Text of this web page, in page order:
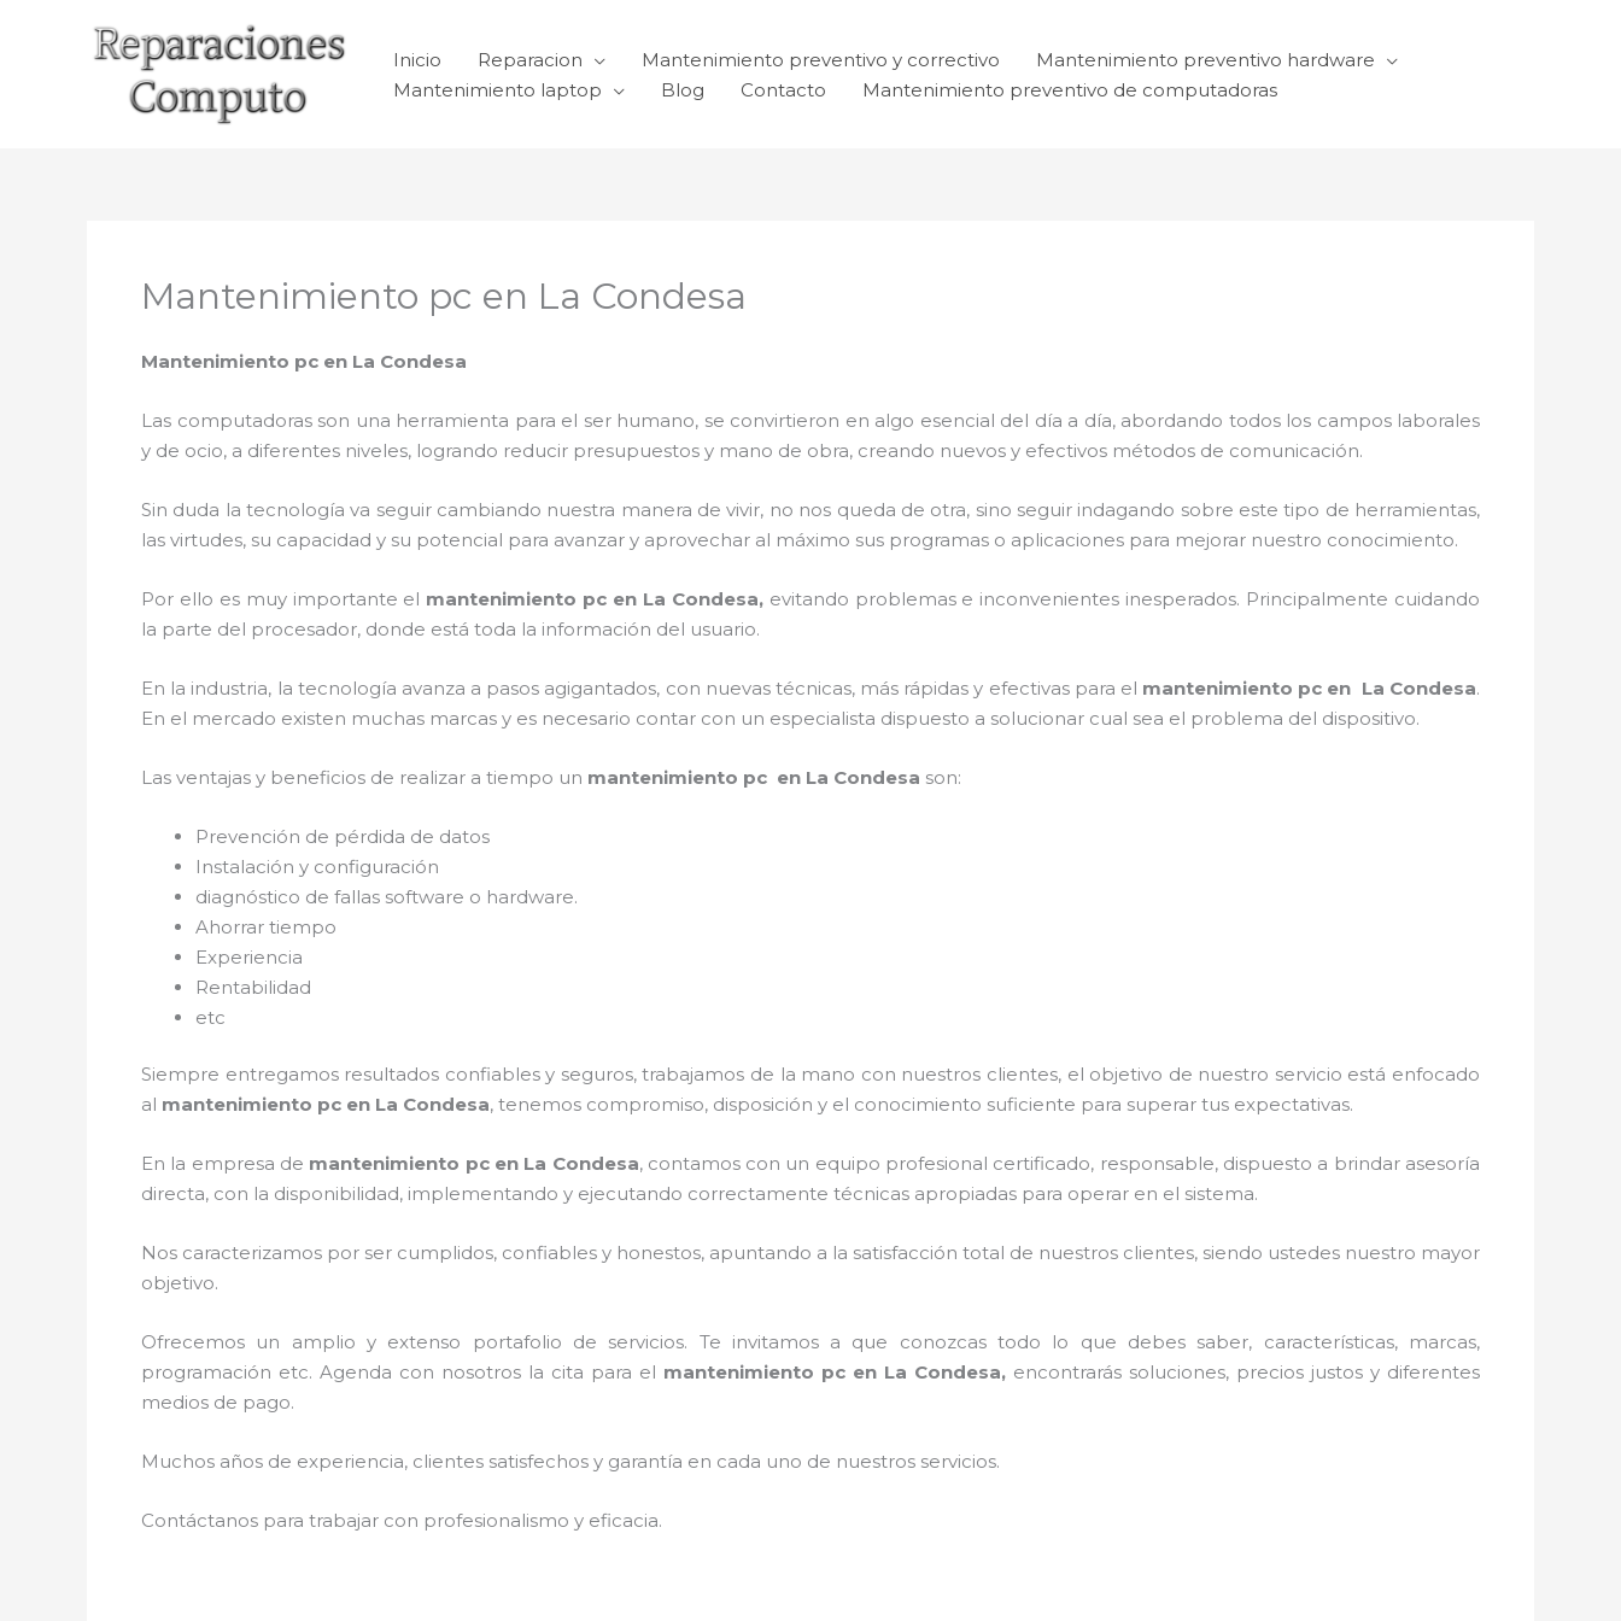
Inicio Reparacion Mantenimiento preventivo y correctivo
Mantenimiento preventivo hardware
Mantenimiento laptop
Blog Contacto Mantenimiento preventivo de computadoras
Mantenimiento pc en La Condesa
Mantenimiento pc en La Condesa
Las computadoras son una herramienta para el ser humano, se convirtieron en algo esencial del día a día, abordando todos los campos laborales
y de ocio, a diferentes niveles, logrando reducir presupuestos y mano de obra, creando nuevos y efectivos métodos de comunicación.
Sin duda la tecnología va seguir cambiando nuestra manera de vivir, no nos queda de otra, sino seguir indagando sobre este tipo de herramientas,
las virtudes, su capacidad y su potencial para avanzar y aprovechar al máximo sus programas o aplicaciones para mejorar nuestro conocimiento.
Por ello es muy importante el mantenimiento pc en La Condesa, evitando problemas e inconvenientes inesperados. Principalmente cuidando
la parte del procesador, donde está toda la información del usuario.
En la industria, la tecnología avanza a pasos agigantados, con nuevas técnicas, más rápidas y efectivas para el mantenimiento pc en La Condesa.
En el mercado existen muchas marcas y es necesario contar con un especialista dispuesto a solucionar cual sea el problema del dispositivo.
Las ventajas y beneficios de realizar a tiempo un mantenimiento pc en La Condesa son:
Prevención de pérdida de datos
Instalación y configuración
diagnóstico de fallas software o hardware.
Ahorrar tiempo
Experiencia
Rentabilidad
etc
Siempre entregamos resultados confiables y seguros, trabajamos de la mano con nuestros clientes, el objetivo de nuestro servicio está enfocado
al mantenimiento pc en La Condesa, tenemos compromiso, disposición y el conocimiento suficiente para superar tus expectativas.
En la empresa de mantenimiento pc en La Condesa, contamos con un equipo profesional certificado, responsable, dispuesto a brindar asesoría
directa, con la disponibilidad, implementando y ejecutando correctamente técnicas apropiadas para operar en el sistema.
Nos caracterizamos por ser cumplidos, confiables y honestos, apuntando a la satisfacción total de nuestros clientes, siendo ustedes nuestro mayor
objetivo.
Ofrecemos un amplio y extenso portafolio de servicios. Te invitamos a que conozcas todo lo que debes saber, características, marcas,
programación etc. Agenda con nosotros la cita para el mantenimiento pc en La Condesa, encontrarás soluciones, precios justos y diferentes
medios de pago.
Muchos años de experiencia, clientes satisfechos y garantía en cada uno de nuestros servicios.
Contáctanos para trabajar con profesionalismo y eficacia.